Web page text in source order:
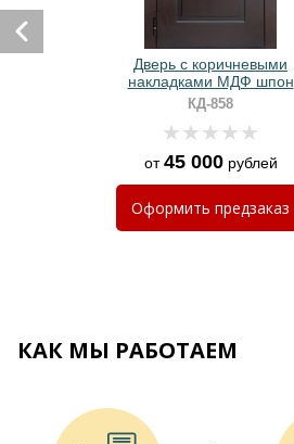
Дверь с коричневыми
накладками МДФ шпон
КД-858
от45 000рублей
Оформить предзаказ
КАК МЫ РАБОТАЕМ